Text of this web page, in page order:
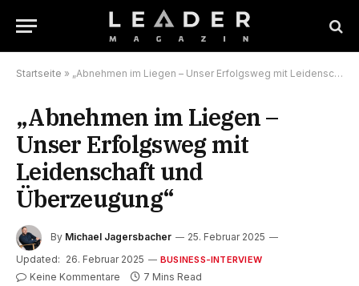
Startseite » „Abnehmen im Liegen – Unser Erfolgsweg mit Leidenschaft und Überzeugung“
„Abnehmen im Liegen –
Unser Erfolgsweg mit
Leidenschaft und
Überzeugung“
By Michael Jagersbacher
25. Februar 2025
Updated: 26. Februar 2025 BUSINESS-INTERVIEW
Keine Kommentare 7 Mins Read